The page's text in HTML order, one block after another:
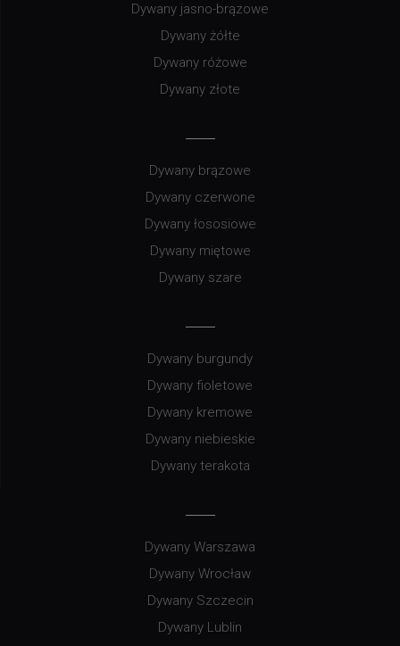
Dywany jasno-brązowe
Dywany żółte
Dywany różowe
Dywany złote
Dywany brązowe
Dywany czerwone
Dywany łososiowe
Dywany miętowe
Dywany szare
Dywany burgundy
Dywany fioletowe
Dywany kremowe
Dywany niebieskie
Dywany terakota
Dywany Warszawa
Dywany Wrocław
Dywany Szczecin
Dywany Lublin